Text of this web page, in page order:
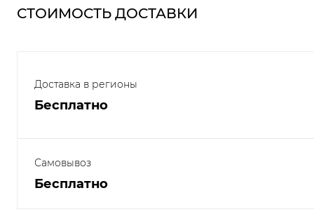
СТОИМОСТЬ ДОСТАВКИ
Доставка в регионы
Бесплатно
Самовывоз
Бесплатно